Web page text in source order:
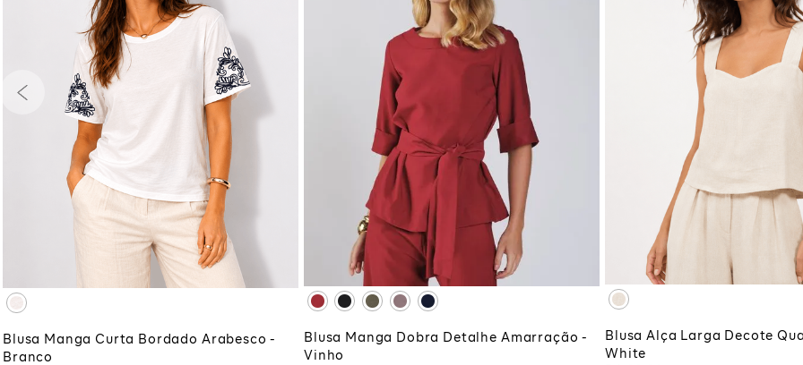
G
M
XGG
ADICIONAR À SACOLA
Blusa Manga Curta Bordado Arabesco -
Branco
G
M
P
XGG
ADICIONAR À SACOLA
Blusa Manga Dobra Detalhe Amarração -
Vinho
M
P
ADICIONAR À
Blusa Alça Larga Decote
White